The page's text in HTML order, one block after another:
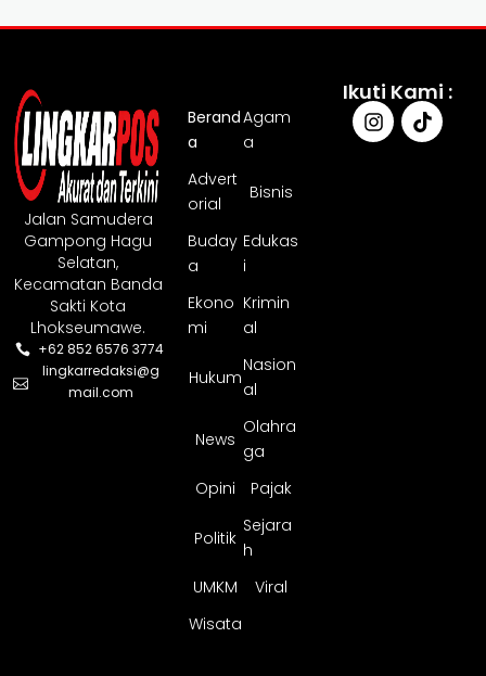
Jalan Samudera
Gampong Hagu
Selatan,
Kecamatan Banda
Sakti Kota
Lhokseumawe.
+62 852 6576 3774
lingkarredaksi@g
mail.com
Berand
a
Agam
a
Advert
orial
Bisnis
Buday
a
Edukas
i
Ekono
mi
Krimin
al
Hukum
Nasion
al
News
Olahra
ga
Opini
Pajak
Politik
Sejara
h
UMKM
Viral
Wisata
Ikuti Kami :